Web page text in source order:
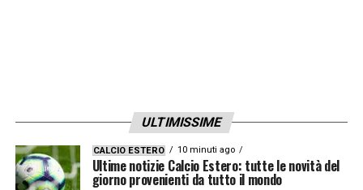
ULTIMISSIME
CALCIO ESTERO 10 minuti ago
Ultime notizie Calcio Estero: tutte le novità del
giorno provenienti da tutto il mondo